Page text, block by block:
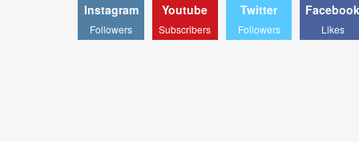
Facebook
Likes
Twitter
Followers
Youtube
Subscribers
Instagram
Followers